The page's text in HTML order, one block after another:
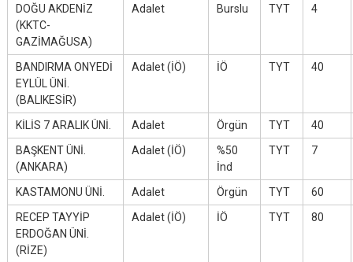
DOĞU AKDENİZ
(KKTC-
GAZİMAĞUSA)
Adalet Burslu TYT 4
BANDIRMA ONYEDİ
EYLÜL ÜNİ.
(BALIKESİR)
Adalet (İÖ) İÖ TYT 40
KİLİS 7 ARALIK ÜNİ. Adalet Örgün TYT
40
BAŞKENT ÜNİ.
(ANKARA)
Adalet (İÖ)
%50
İnd
TYT 7
KASTAMONU ÜNİ. Adalet Örgün TYT
60
RECEP TAYYİP
ERDOĞAN ÜNİ.
(RİZE)
Adalet (İÖ) İÖ TYT 80